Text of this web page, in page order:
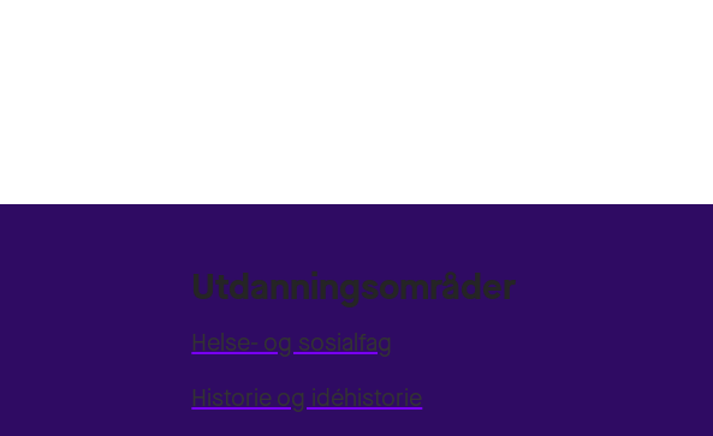
Utdanningsområder
Helse- og sosialfag
Historie og idéhistorie